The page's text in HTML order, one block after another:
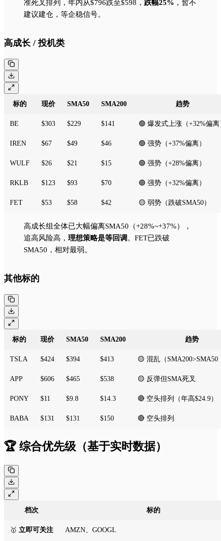
准死叉排列，年内从$796跌至$598， 跌幅25% ，暂不
建议建仓，等企稳信号。
高成长 / 投机类
标的 现价 SMA50 SMA200 趋势
BE $303 $229 $141 🟢 爆发式上涨（+32%偏离
IREN $67 $49 $46 🟢 强势（+37%偏离）
WULF $26 $21 $15 🟢 强势（+28%偏离）
RKLB $123 $93 $70 🟢 强势（+32%偏离）
FET $53 $58 $42 🟡 弱势（跌破SMA50）
高成长组全体已大幅偏离SMA50（+28%~+37%），
追高风险高， 理想策略是等回调 。FET已跌破
SMA50，相对最弱。
其他标的
标的 现价 SMA50 SMA200 趋势
TSLA $424 $394 $413 🟡 混乱（SMA200>SMA50
APP $606 $465 $538 🟡 反弹但SMA死叉
PONY $11 $9.8 $14.3 🔴 空头排列（年高$24.9）
BABA $131 $131 $150 🔴 空头排列
🏆 综合优先级（基于实时数据）
档次 标的
🥇 立即可关注 AMZN、GOOGL